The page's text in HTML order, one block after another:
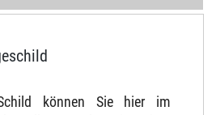
können Sie hier im